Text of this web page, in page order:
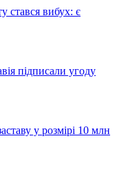
стався вибух: є
підписали угоду
у розмірі 10 млн